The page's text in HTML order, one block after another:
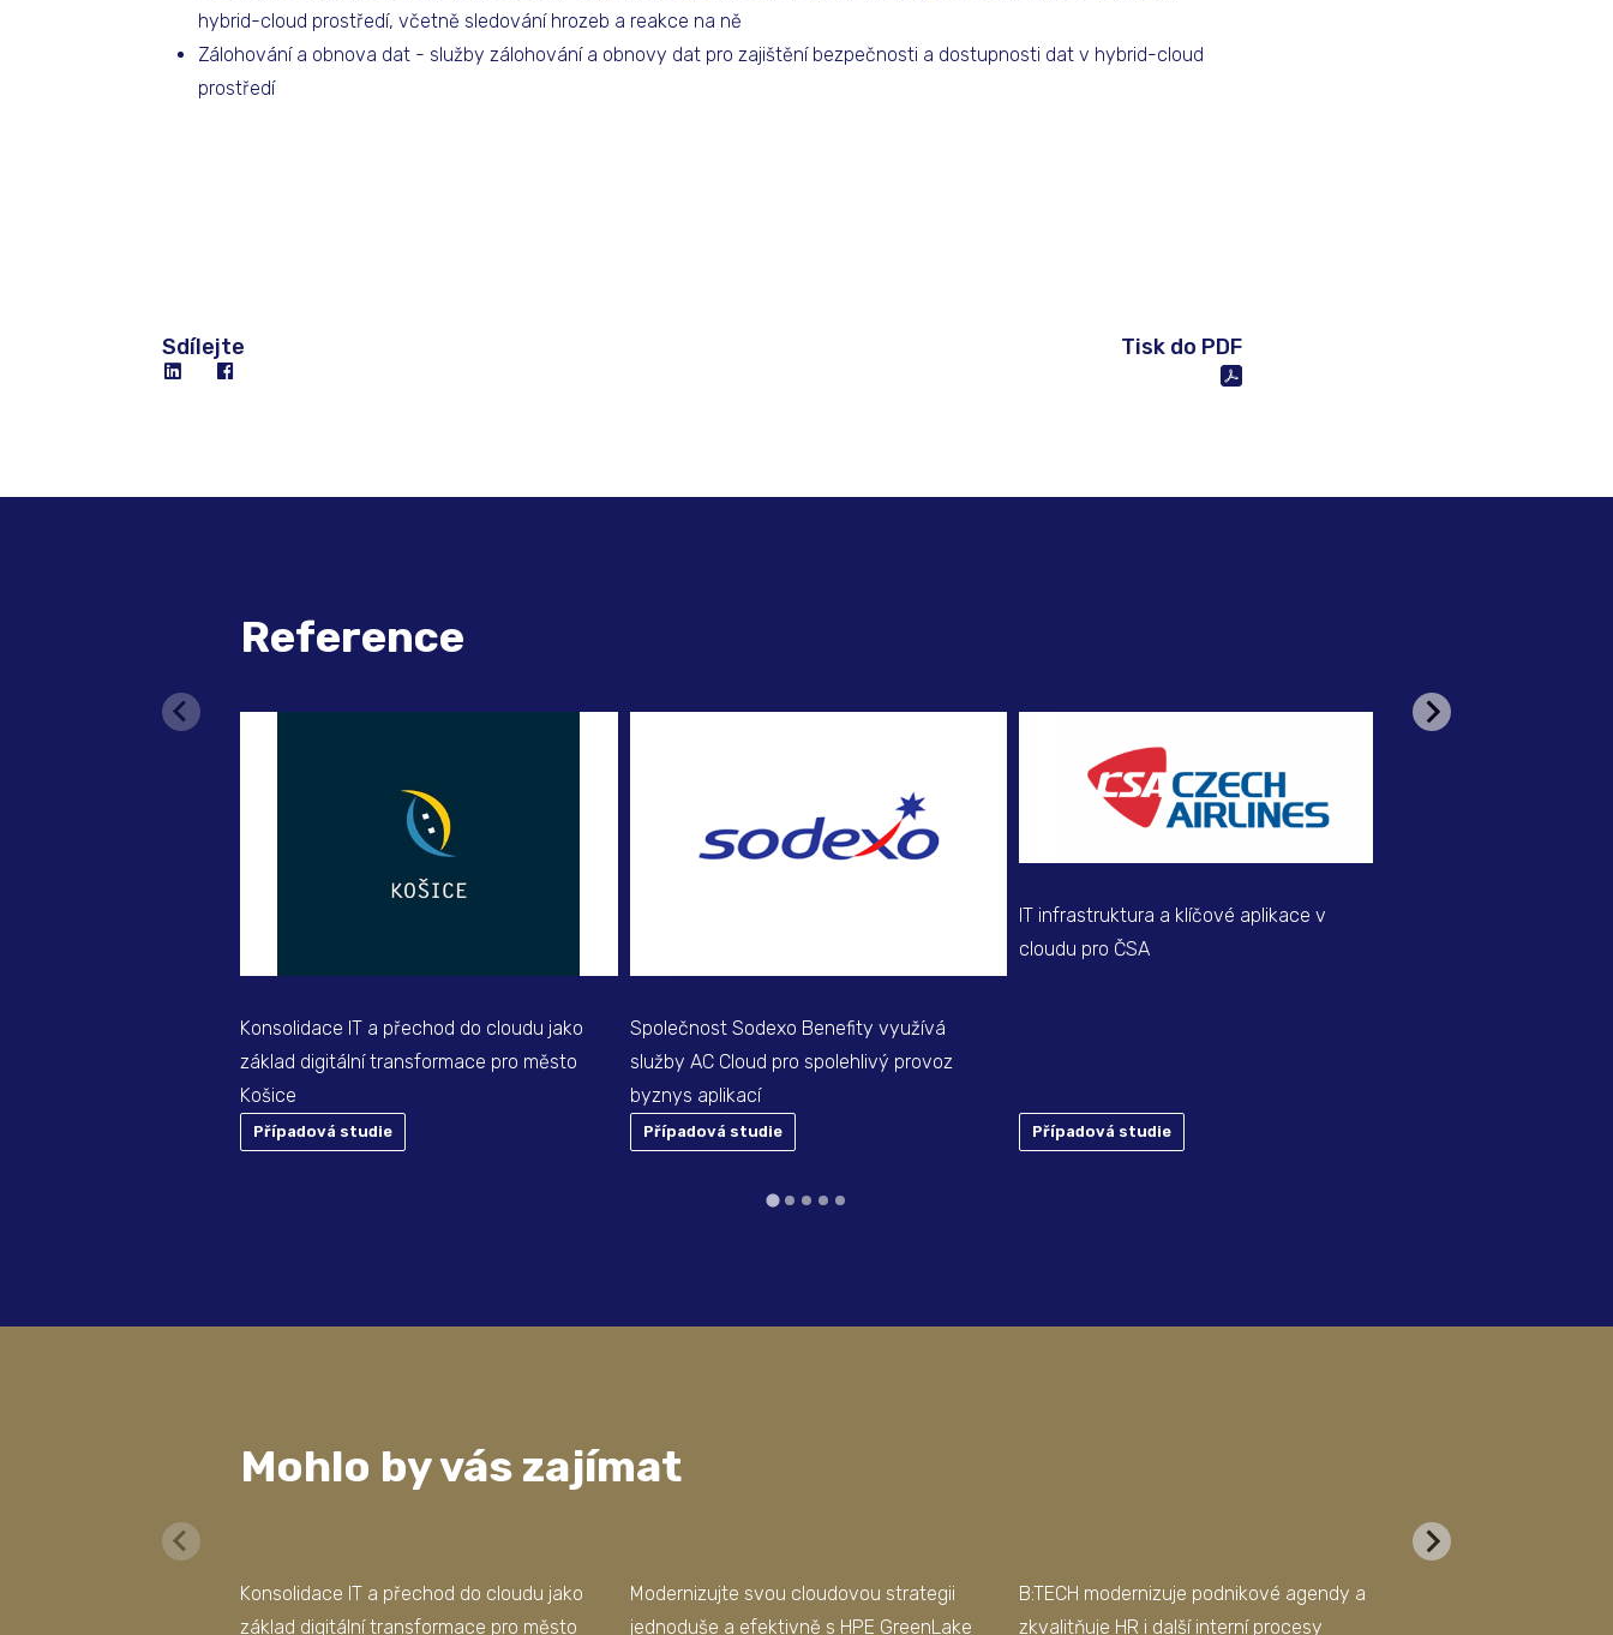
hybrid-cloud prostředí, včetně sledování hrozeb a reakce na ně
Zálohování a obnova dat - služby zálohování a obnovy dat pro zajištění bezpečnosti a dostupnosti dat v hybrid-cloud
prostředí
Sdílejte Tisk do PDF
Reference
Konsolidace IT a přechod do cloudu jako
základ digitální transformace pro město
Košice
Případová studie
Společnost Sodexo Benefity využívá
služby AC Cloud pro spolehlivý provoz
byznys aplikací
Případová studie
IT infrastruktura a klíčové aplikace v
cloudu pro ČSA
Případová studie
Mohlo by vás zajímat
Konsolidace IT a přechod do cloudu jako
základ digitální transformace pro město
Modernizujte svou cloudovou strategii
jednoduše a efektivně s HPE GreenLake
B:TECH modernizuje podnikové agendy a
zkvalitňuje HR i další interní procesy